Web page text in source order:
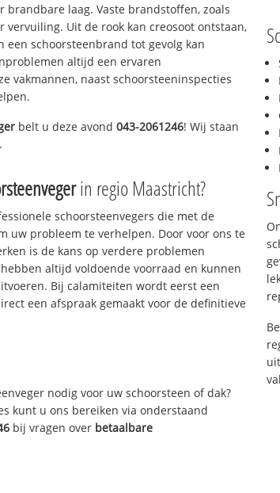
brandbare laag. Vaste brandstoffen, zoals
vervuiling. Uit de rook kan creosoot ontstaan,
een schoorsteenbrand tot gevolg kan
altijd een ervaren
vakmannen, naast schoorsteeninspecties
belt u deze avond043-2061246! Wij staan
in regio Maastricht?
schoorsteenvegers die met de
uw probleem te verhelpen. Door voor ons te
is de kans op verdere problemen
altijd voldoende voorraad en kunnen
Bij calamiteiten wordt eerst een
een afspraak gemaakt voor de definitieve
nodig voor uw schoorsteen of dak?
kunt u ons bereiken via onderstaand
bij vragen over betaalbare